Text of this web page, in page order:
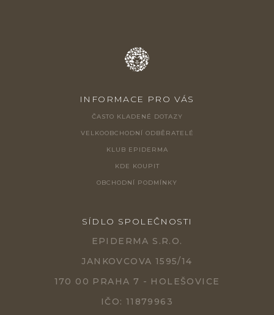
INFORMACE PRO VÁS
ČASTO KLADENÉ DOTAZY
VELKOOBCHODNÍ ODBĚRATELÉ
KLUB EPIDERMA
KDE KOUPIT
OBCHODNÍ PODMÍNKY
SÍDLO SPOLEČNOSTI
EPIDERMA S.R.O.
JANKOVCOVA 1595/14
170 00 PRAHA 7 - HOLEŠOVICE
IČO: 11879963